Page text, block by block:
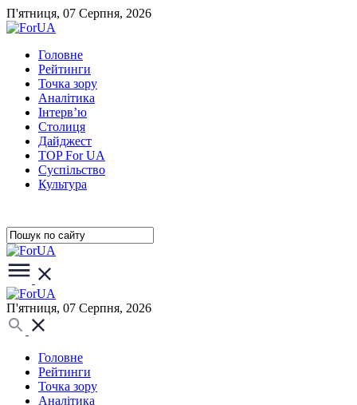
П'ятниця, 07 Серпня, 2026
Головне
Рейтинги
Точка зору
Аналітика
Інтерв’ю
Столиця
Дайджест
TOP For UA
Суспiльство
Культура
П'ятниця, 07 Серпня, 2026
Головне
Рейтинги
Точка зору
Аналітика